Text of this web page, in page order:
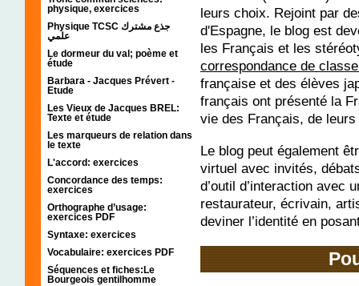
physique, exercices
Physique TCSC جذع مشترك
علمي
Le dormeur du val; poème et
étude
Barbara - Jacques Prévert -
Etude
Les Vieux de Jacques BREL:
Texte et étude
Les marqueurs de relation dans
le texte
L'accord: exercices
Concordance des temps:
exercices
Orthographe d’usage:
exercices PDF
Syntaxe: exercices
Vocabulaire: exercices PDF
Séquences et fiches:Le
Bourgeois gentilhomme
leurs choix. Rejoint par
d'Espagne, le blog est
les Français et les
correspondance de
française et des élèves
français ont présenté la
vie des Français, de
Le blog peut également
virtuel avec invités,
d’outil d’interaction avec
restaurateur, écrivain,
deviner l’identité en